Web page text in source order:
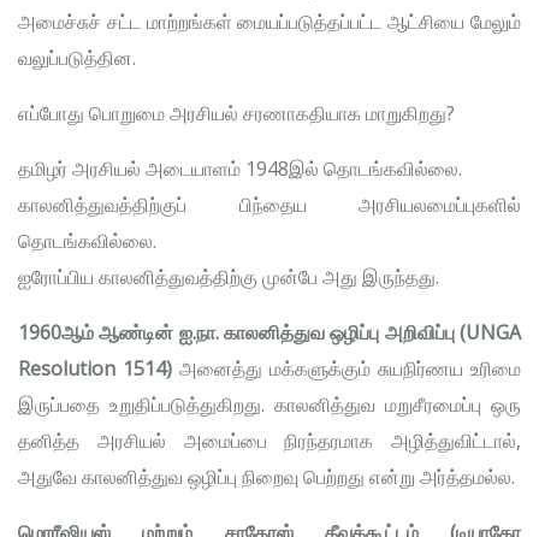
அமைச்சுச் சட்ட மாற்றங்கள் மையப்படுத்தப்பட்ட ஆட்சியை மேலும்
வலுப்படுத்தின.
எப்போது பொறுமை அரசியல் சரணாகதியாக மாறுகிறது?
தமிழர் அரசியல் அடையாளம் 1948இல் தொடங்கவில்லை.
காலனித்துவத்திற்குப் பிந்தைய அரசியலமைப்புகளில்
தொடங்கவில்லை.
ஐரோப்பிய காலனித்துவத்திற்கு முன்பே அது இருந்தது.
1960ஆம் ஆண்டின் ஐ.நா. காலனித்துவ ஒழிப்பு அறிவிப்பு (UNGA
Resolution 1514) அனைத்து மக்களுக்கும் சுயநிர்ணய உரிமை
இருப்பதை உறுதிப்படுத்துகிறது. காலனித்துவ மறுசீரமைப்பு ஒரு
தனித்த அரசியல் அமைப்பை நிரந்தரமாக அழித்துவிட்டால்,
அதுவே காலனித்துவ ஒழிப்பு நிறைவு பெற்றது என்று அர்த்தமல்ல.